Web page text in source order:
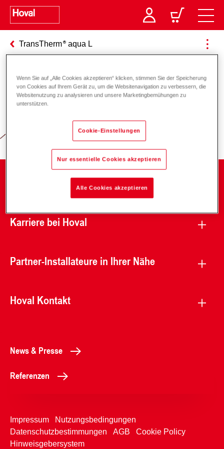
TransTherm aqua L
Verantwortung für Energie und
Karriere bei Hoval
Partner-Installateure in Ihrer Nähe
Hoval Kontakt
News & Presse
Referenzen
Impressum
Nutzungsbedingungen
Datenschutzbestimmungen
AGB
Cookie Policy
Hinweisgebersystem
Wenn Sie auf „Alle Cookies akzeptieren“ klicken, stimmen Sie der Speicherung
von Cookies auf Ihrem Gerät zu, um die Websitenavigation zu verbessern, die
Websitenutzung zu analysieren und unsere Marketingbemühungen zu
unterstützen.
Cookie-Einstellungen
Nur essentielle Cookies akzeptieren
Alle Cookies akzeptieren